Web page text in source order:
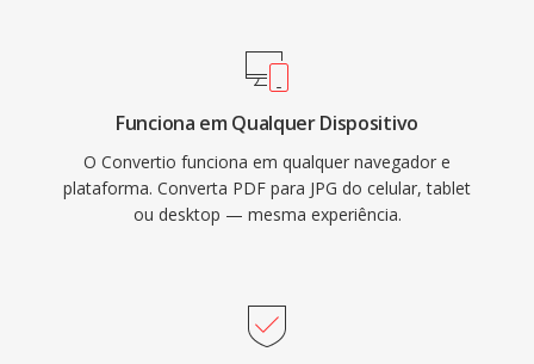
Funciona em Qualquer Dispositivo
O Convertio funciona em qualquer navegador e
plataforma. Converta PDF para JPG do celular, tablet
ou desktop — mesma experiência.